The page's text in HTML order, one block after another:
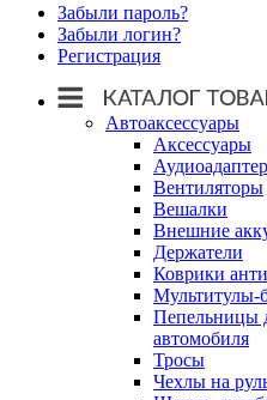
Забыли пароль?
Забыли логин?
Регистрация
Автоаксессуары
Аксессуары
Вентиляторы
Вешалки
Внешние
Держатели
Коврики
Мультитулы-
Пепельницы
автомобиля
Тросы
Чехлы на